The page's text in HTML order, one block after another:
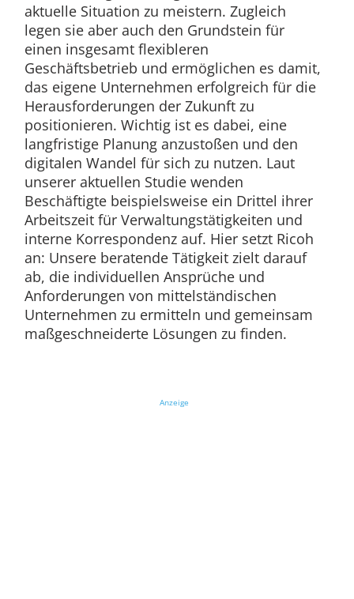
aktuelle Situation zu meistern. Zugleich
legen sie aber auch den Grundstein für
einen insgesamt flexibleren
Geschäftsbetrieb und ermöglichen es damit,
das eigene Unternehmen erfolgreich für die
Herausforderungen der Zukunft zu
positionieren. Wichtig ist es dabei, eine
langfristige Planung anzustoßen und den
digitalen Wandel für sich zu nutzen. Laut
unserer aktuellen Studie wenden
Beschäftigte beispielsweise ein Drittel ihrer
Arbeitszeit für Verwaltungstätigkeiten und
interne Korrespondenz auf. Hier setzt Ricoh
an: Unsere beratende Tätigkeit zielt darauf
ab, die individuellen Ansprüche und
Anforderungen von mittelständischen
Unternehmen zu ermitteln und gemeinsam
maßgeschneiderte Lösungen zu finden.
Anzeige